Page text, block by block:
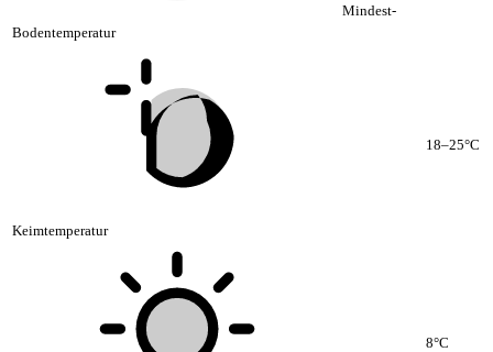
Mindest-
Bodentemperatur
Keimtemperatur
18–25°C
8°C